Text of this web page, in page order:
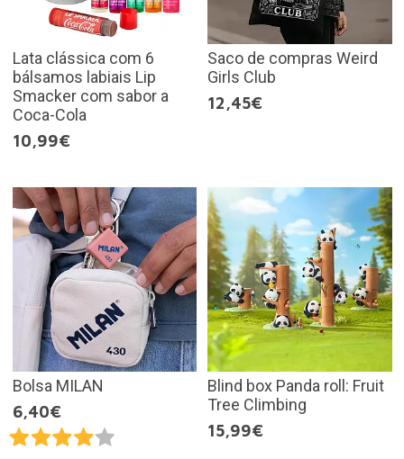
Lata clássica com 6
bálsamos labiais Lip
Smacker com sabor a
Coca-Cola
10,99€
Saco de compras Weird
Girls Club
12,45€
Bolsa MILAN
6,40€
Blind box Panda roll: Fruit
Tree Climbing
15,99€